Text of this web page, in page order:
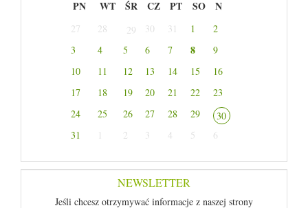
PN WT ŚR CZ PT SO N
27 28 29 30 31 1
2
3
4 5 6 7 8
9
10
11 12 13 14 15
16
17
18 19 20 21 22
23
24
25 26 27 28 29
30
31
1 2 3 4 5 6
NEWSLETTER
Jeśli chcesz otrzymywać informacje z naszej strony